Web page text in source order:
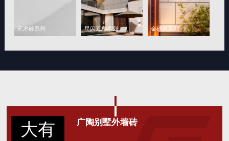
艺术砖系列 星闪万相系列 金砂岩系列
大有
广陶别墅外墙砖